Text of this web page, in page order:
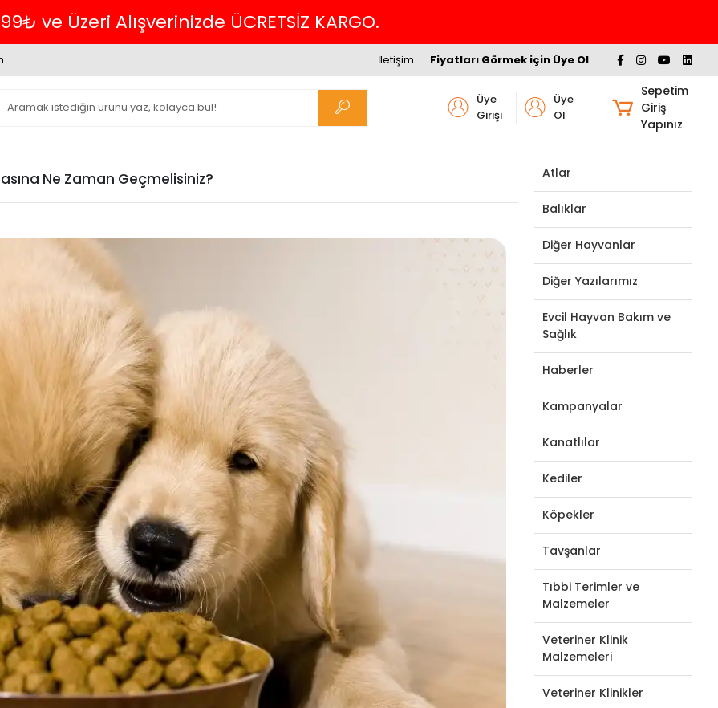
Havalede %4 İNDİRİM
Fiyatları Görmek için Üye Ol
İletişim
Üye
Girişi
Üye
Ol
Sepetim
Giriş
Yapınız
Ne Zaman Geçmelisiniz? Atlar
Balıklar
Diğer Hayvanlar
Diğer Yazılarımız
Evcil Hayvan Bakım ve
Sağlık
Haberler
Kampanyalar
Kanatlılar
Kediler
Köpekler
Tavşanlar
Tıbbi Terimler ve
Malzemeler
Veteriner Klinik
Malzemeleri
Veteriner Klinikler